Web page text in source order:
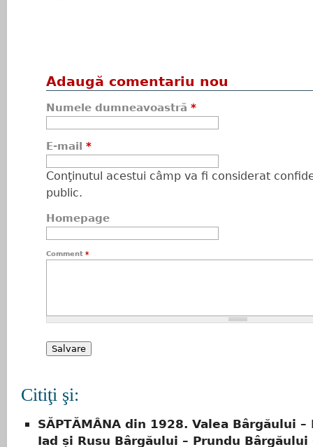
Adaugă comentariu nou
Numele dumneavoastră *
E-mail *
Conţinutul acestui câmp va fi considerat
public.
Homepage
Comment *
Citiţi şi:
SĂPTĂMÂNA din 1928. Valea Bârgăului
Iad și Rusu Bârgăului – Prundu Bârgăului